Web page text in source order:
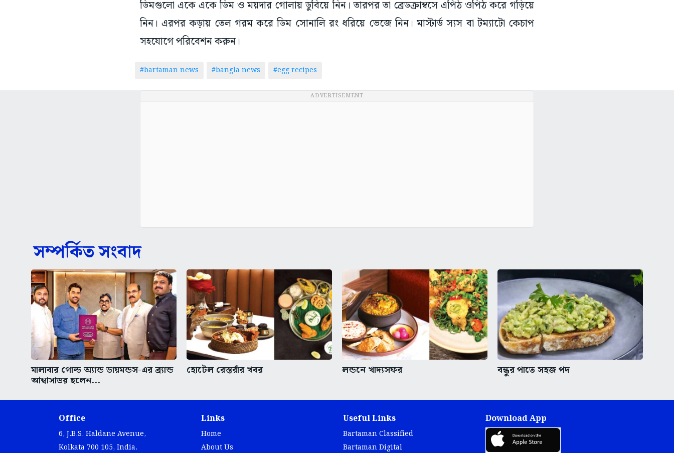
ডিমগুলো একে একে ডিম ও ময়দার গোলায় ডুবিয়ে নিন। তারপর তা ব্রেডক্রাম্বসে এপিঠ ওপিঠ করে গড়িয়ে
নিন। এরপর কড়ায় তেল গরম করে ডিম সোনালি রং ধরিয়ে ভেজে নিন। মাস্টার্ড স্যস বা টম্যাটো কেচাপ
সহযোগে পরিবেশন করুন।
#bartaman news #bangla news #egg recipes
ADVERTISEMENT
সম্পর্কিত সংবাদ
মালাবার গোল্ড অ্যান্ড ডায়মন্ডস-এর ব্র্যান্ড
আম্বাসাডর হলেন...
হোটেল রেস্তরাঁর খবর লন্ডনে খাদ্যসফর বন্ধুর পাতে সহজ পদ
Office
6, J.B.S. Haldane Avenue,
Kolkata 700 105, India.
Links
Home
About Us
Useful Links
Bartaman Classified
Bartaman Digital
Download App